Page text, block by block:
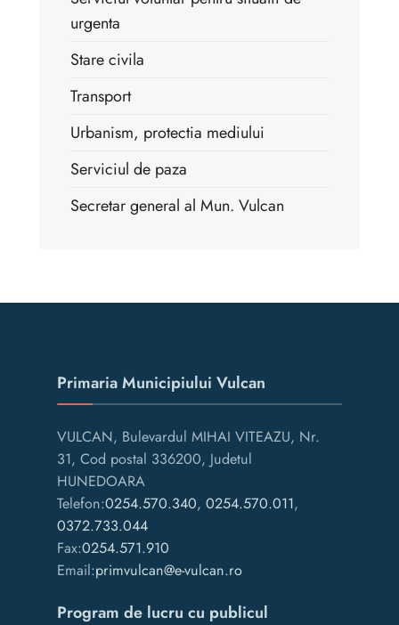
urgenta
Stare civila
Transport
Urbanism, protectia mediului
Serviciul de paza
Secretar general al Mun. Vulcan
Primaria Municipiului Vulcan
VULCAN, Bulevardul MIHAI VITEAZU, Nr.
31, Cod postal 336200, Judetul
HUNEDOARA
Telefon:0254.570.340, 0254.570.011,
0372.733.044
Fax:0254.571.910
Email:primvulcan@e-vulcan.ro
Program de lucru cu publicul